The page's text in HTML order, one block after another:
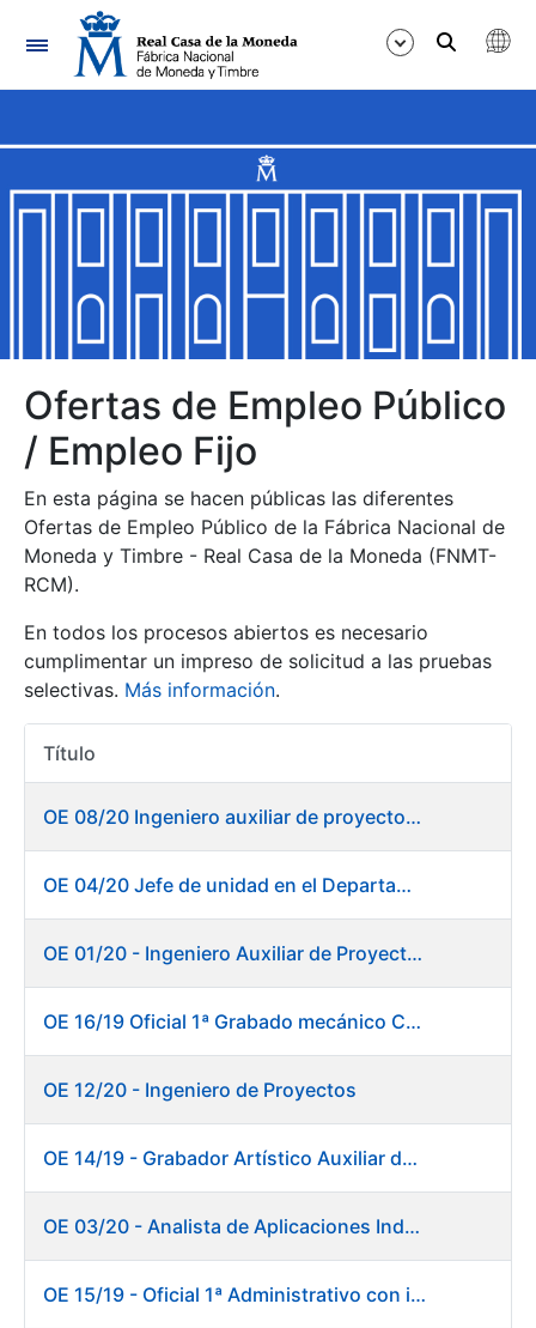
Navegación
Mostrar/Ocultar
Mostrar/Ocultar
Mostrar/Ocultar
Mostrar/Ocultar
Mostrar/Ocultar
Mostrar/Ocultar
Mostrar/Ocultar
Mostrar/Ocultar
Ofertas de Empleo Público
/ Empleo Fijo
En esta página se hacen públicas las diferentes
Ofertas de Empleo Público de la Fábrica Nacional de
Moneda y Timbre - Real Casa de la Moneda (FNMT-
RCM).
En todos los procesos abiertos es necesario
cumplimentar un impreso de solicitud a las pruebas
selectivas. Más información.
Título
OE 08/20 Ingeniero auxiliar de proyectos en el departamento de Fábrica de Papel - Burgos
OE 04/20 Jefe de unidad en el Departamento de Fábrica de Papel - Burgos
OE 01/20 - Ingeniero Auxiliar de Proyectos
OE 16/19 Oficial 1ª Grabado mecánico CAD
OE 12/20 - Ingeniero de Proyectos
OE 14/19 - Grabador Artístico Auxiliar de Originales. Departamento de Preimpresión
OE 03/20 - Analista de Aplicaciones Industriales
OE 15/19 - Oficial 1ª Administrativo con inglés y francés